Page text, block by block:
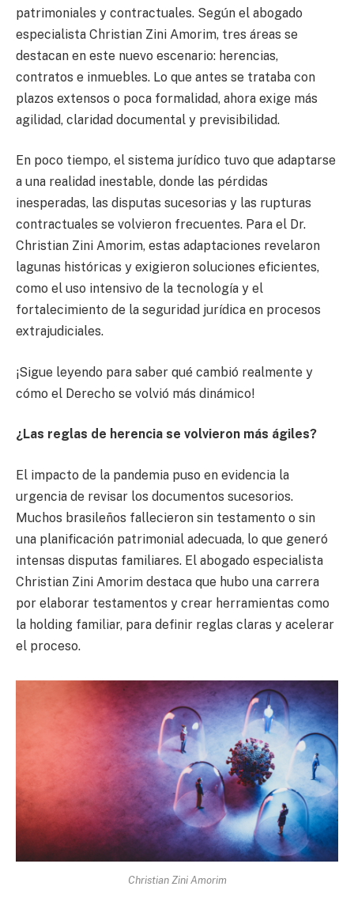
patrimoniales y contractuales. Según el abogado
especialista Christian Zini Amorim, tres áreas se
destacan en este nuevo escenario: herencias,
contratos e inmuebles. Lo que antes se trataba con
plazos extensos o poca formalidad, ahora exige más
agilidad, claridad documental y previsibilidad.
En poco tiempo, el sistema jurídico tuvo que adaptarse
a una realidad inestable, donde las pérdidas
inesperadas, las disputas sucesorias y las rupturas
contractuales se volvieron frecuentes. Para el Dr.
Christian Zini Amorim, estas adaptaciones revelaron
lagunas históricas y exigieron soluciones eficientes,
como el uso intensivo de la tecnología y el
fortalecimiento de la seguridad jurídica en procesos
extrajudiciales.
¡Sigue leyendo para saber qué cambió realmente y
cómo el Derecho se volvió más dinámico!
¿Las reglas de herencia se volvieron más ágiles?
El impacto de la pandemia puso en evidencia la
urgencia de revisar los documentos sucesorios.
Muchos brasileños fallecieron sin testamento o sin
una planificación patrimonial adecuada, lo que generó
intensas disputas familiares. El abogado especialista
Christian Zini Amorim destaca que hubo una carrera
por elaborar testamentos y crear herramientas como
la holding familiar, para definir reglas claras y acelerar
el proceso.
Christian Zini Amorim